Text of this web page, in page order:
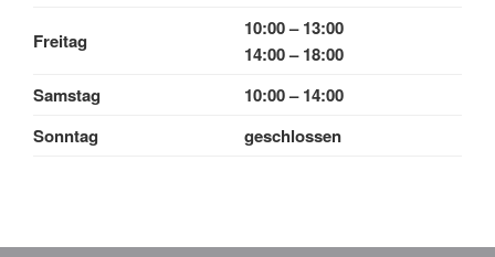
Freitag
10:00 – 13:00
14:00 – 18:00
Samstag
10:00 – 14:00
Sonntag
geschlossen